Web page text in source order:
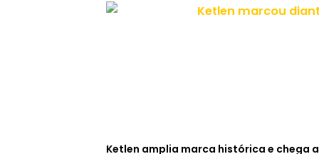
Ketlen amplia marca histórica e chega